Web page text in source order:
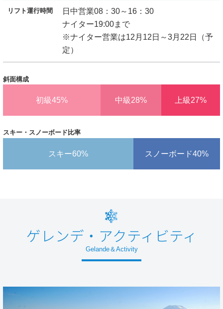
リフト運行時間
日中営業08：30～16：30
ナイター19:00まで
※ナイター営業は12月12日～3月22日（予
定）
斜面構成
初級 中級 上級
スキー・スノーボード比率
スキー スノーボード
ゲレンデ・アクティビティ
Gelande＆Activity